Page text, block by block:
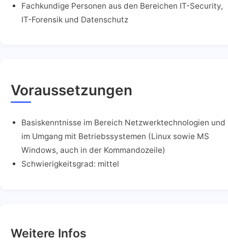
Fachkundige Personen aus den Bereichen IT-Security,
IT-Forensik und Datenschutz
Voraussetzungen
Basiskenntnisse im Bereich Netzwerktechnologien und
im Umgang mit Betriebssystemen (Linux sowie MS
Windows, auch in der Kommandozeile)
Schwierigkeitsgrad: mittel
Weitere Infos